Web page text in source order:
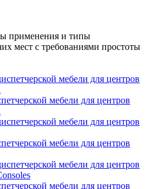
применения и типы
мест с требованиями простоты
мебели для центров
мебели для центров
мебели для центров